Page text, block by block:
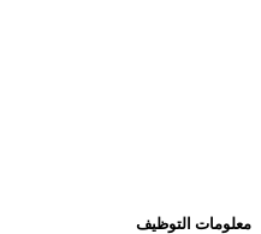
معلومات التوظيف